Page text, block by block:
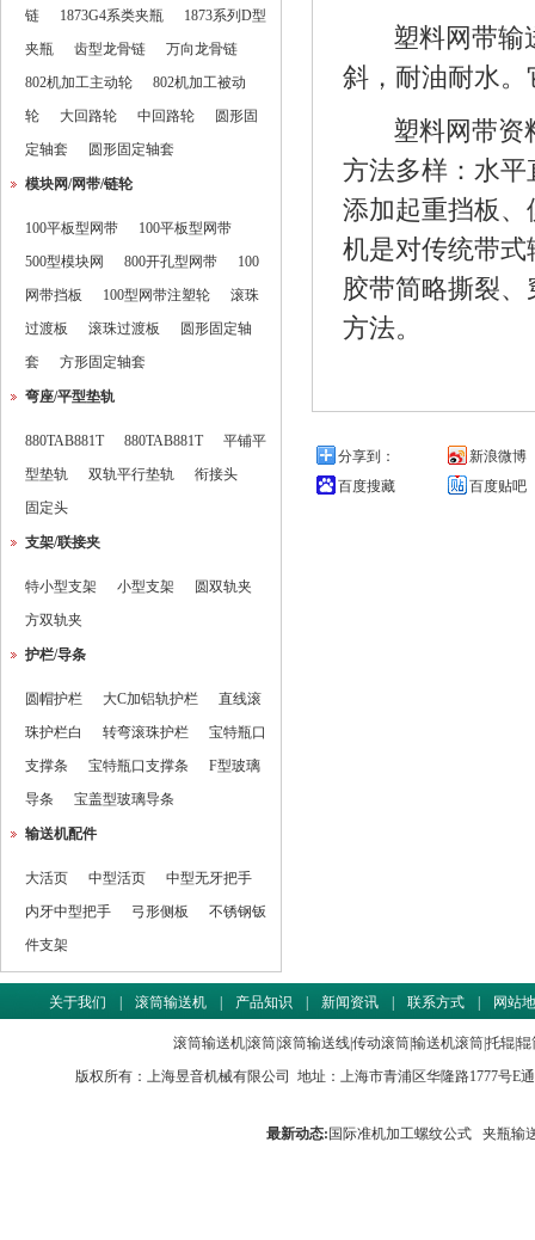
链
1873G4系类夹瓶
1873系列D型
夹瓶
齿型龙骨链
万向龙骨链
802机加工主动轮
802机加工被动
轮
大回路轮 中回路轮
圆形固
定轴套
圆形固定轴套
模块网/网带/链轮
100平板型网带
100平板型网带
500型模块网
800开孔型网带
100
网带挡板
100型网带注塑轮
滚珠
过渡板
滚珠过渡板
圆形固定轴
套
方形固定轴套
弯座/平型垫轨
880TAB881T 880TAB881T
平铺平
型垫轨
双轨平行垫轨
衔接头
固定头
支架/联接夹
特小型支架 小型支架
圆双轨夹
方双轨夹
护栏/导条
圆帽护栏 大C加铝轨护栏
直线滚
珠护栏白
转弯滚珠护栏
宝特瓶口
支撑条
宝特瓶口支撑条
F型玻璃
导条
宝盖型玻璃导条
输送机配件
大活页 中型活页
中型无牙把手
内牙中型把手
弓形侧板
不锈钢钣
件支架
塑料网带输
斜，耐油耐水
塑料网带资
方法多样：水
添加起重挡板
机是对传统带
胶带简略撕裂
方法。
分享到：
新浪微博
百度搜藏
百度贴吧
关于我们 滚筒输送机 产品知识 新闻资讯 联系方式 网站
滚筒输送机|滚筒|滚筒输送线|传动滚筒|输送机滚筒|托辊|辊
版权所有： 上海昱音机械有限公司 地址：上海市青浦区华隆路1777号E
最新动态: 国际准机加工螺纹公式 夹瓶输